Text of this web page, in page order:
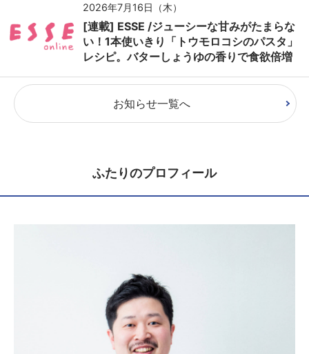
2026年7月16日（木）
[連載] ESSE /ジューシーな甘みがたまらな
い！1本使いきり「トウモロコシのパスタ」
レシピ。バターしょうゆの香りで食欲倍増
お知らせ一覧へ
ふたりのプロフィール